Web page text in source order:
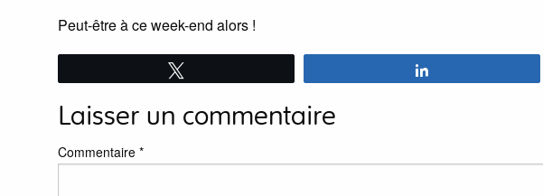
Peut-être à ce week-end alors !
Laisser un commentaire
Commentaire *